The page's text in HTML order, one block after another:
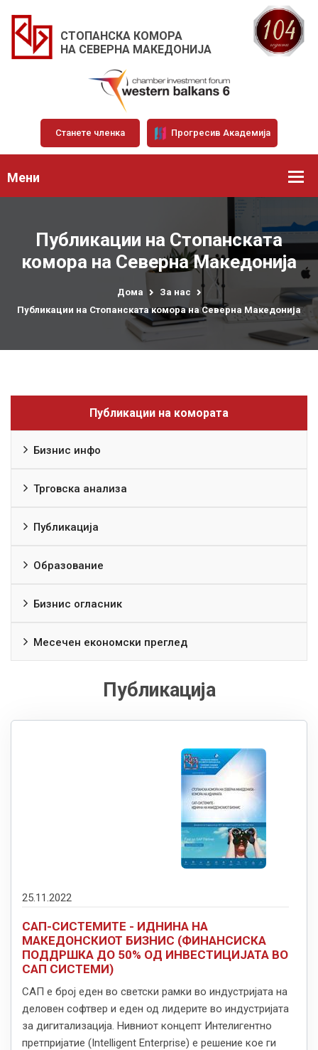
СТОПАНСКА КОМОРА
НА СЕВЕРНА МАКЕДОНИЈА
Станете членка Прогресив Академија
Мени
Публикации на Стопанската
комора на Северна Македонија
Дома
За нас
Публикации на Стопанската комора на Северна Македонија
Публикации на комората
Бизнис инфо
Трговска анализа
Публикација
Образование
Бизнис огласник
Месечен економски преглед
Публикација
25.11.2022
САП-СИСТЕМИТЕ - ИДНИНА НА
МАКЕДОНСКИОТ БИЗНИС (ФИНАНСИСКА
ПОДДРШКА ДО 50% ОД ИНВЕСТИЦИЈАТА ВО
САП СИСТЕМИ)
САП е број еден во светски рамки во индустријата на
деловен софтвер и еден од лидерите во индустријата
за дигитализација. Нивниот концепт Интелигентно
претпријатие (Intelligent Enterprise) е решение кое ги